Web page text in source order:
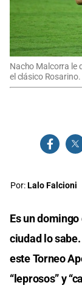
Nacho Malcorra le
el clásico Rosarino.
Por:Lalo Falcioni
Es un
ciudad lo
este Torneo
“leprosos” y